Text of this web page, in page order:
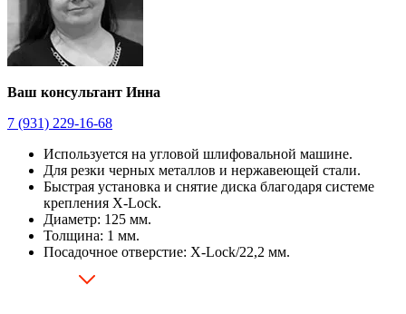
Ваш консультант Инна
7 (931) 229-16-68
Используется на угловой шлифовальной машине.
Для резки черных металлов и нержавеющей стали.
Быстрая установка и снятие диска благодаря системе
крепления X-Lock.
Диаметр: 125 мм.
Толщина: 1 мм.
Посадочное отверстие: X-Lock/22,2 мм.